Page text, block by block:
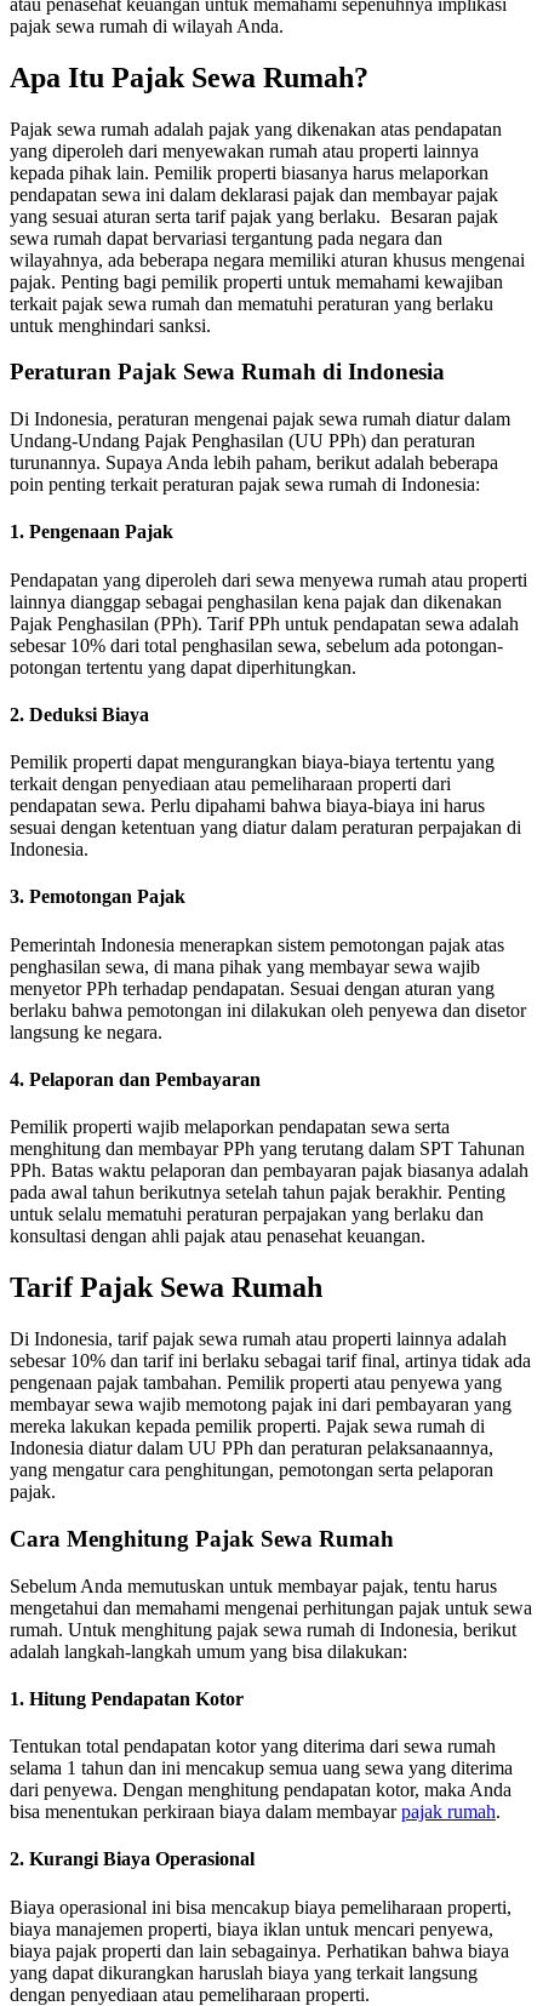
pajak sewa rumah di wilayah Anda.
Apa Itu Pajak Sewa Rumah?
Pajak sewa rumah adalah pajak yang dikenakan atas pendapatan
yang diperoleh dari menyewakan rumah atau properti lainnya
kepada pihak lain. Pemilik properti biasanya harus melaporkan
pendapatan sewa ini dalam deklarasi pajak dan membayar pajak
yang sesuai aturan serta tarif pajak yang berlaku. Besaran pajak
sewa rumah dapat bervariasi tergantung pada negara dan
wilayahnya, ada beberapa negara memiliki aturan khusus mengenai
pajak. Penting bagi pemilik properti untuk memahami kewajiban
terkait pajak sewa rumah dan mematuhi peraturan yang berlaku
untuk menghindari sanksi.
Peraturan Pajak Sewa Rumah di Indonesia
Di Indonesia, peraturan mengenai pajak sewa rumah diatur dalam
Undang-Undang Pajak Penghasilan (UU PPh) dan peraturan
turunannya. Supaya Anda lebih paham, berikut adalah beberapa
poin penting terkait peraturan pajak sewa rumah di Indonesia:
1. Pengenaan Pajak
Pendapatan yang diperoleh dari sewa menyewa rumah atau properti
lainnya dianggap sebagai penghasilan kena pajak dan dikenakan
Pajak Penghasilan (PPh). Tarif PPh untuk pendapatan sewa adalah
sebesar 10% dari total penghasilan sewa, sebelum ada potongan-
potongan tertentu yang dapat diperhitungkan.
2. Deduksi Biaya
Pemilik properti dapat mengurangkan biaya-biaya tertentu yang
terkait dengan penyediaan atau pemeliharaan properti dari
pendapatan sewa. Perlu dipahami bahwa biaya-biaya ini harus
sesuai dengan ketentuan yang diatur dalam peraturan perpajakan di
Indonesia.
3. Pemotongan Pajak
Pemerintah Indonesia menerapkan sistem pemotongan pajak atas
penghasilan sewa, di mana pihak yang membayar sewa wajib
menyetor PPh terhadap pendapatan. Sesuai dengan aturan yang
berlaku bahwa pemotongan ini dilakukan oleh penyewa dan disetor
langsung ke negara.
4. Pelaporan dan Pembayaran
Pemilik properti wajib melaporkan pendapatan sewa serta
menghitung dan membayar PPh yang terutang dalam SPT Tahunan
PPh. Batas waktu pelaporan dan pembayaran pajak biasanya adalah
pada awal tahun berikutnya setelah tahun pajak berakhir. Penting
untuk selalu mematuhi peraturan perpajakan yang berlaku dan
konsultasi dengan ahli pajak atau penasehat keuangan.
Tarif Pajak Sewa Rumah
Di Indonesia, tarif pajak sewa rumah atau properti lainnya adalah
sebesar 10% dan tarif ini berlaku sebagai tarif final, artinya tidak ada
pengenaan pajak tambahan. Pemilik properti atau penyewa yang
membayar sewa wajib memotong pajak ini dari pembayaran yang
mereka lakukan kepada pemilik properti. Pajak sewa rumah di
Indonesia diatur dalam UU PPh dan peraturan pelaksanaannya,
yang mengatur cara penghitungan, pemotongan serta pelaporan
pajak.
Cara Menghitung Pajak Sewa Rumah
Sebelum Anda memutuskan untuk membayar pajak, tentu harus
mengetahui dan memahami mengenai perhitungan pajak untuk sewa
rumah. Untuk menghitung pajak sewa rumah di Indonesia, berikut
adalah langkah-langkah umum yang bisa dilakukan:
1. Hitung Pendapatan Kotor
Tentukan total pendapatan kotor yang diterima dari sewa rumah
selama 1 tahun dan ini mencakup semua uang sewa yang diterima
dari penyewa. Dengan menghitung pendapatan kotor, maka Anda
bisa menentukan perkiraan biaya dalam membayarpajak rumah.
2. Kurangi Biaya Operasional
Biaya operasional ini bisa mencakup biaya pemeliharaan properti,
biaya manajemen properti, biaya iklan untuk mencari penyewa,
biaya pajak properti dan lain sebagainya. Perhatikan bahwa biaya
yang dapat dikurangkan haruslah biaya yang terkait langsung
dengan penyediaan atau pemeliharaan properti.